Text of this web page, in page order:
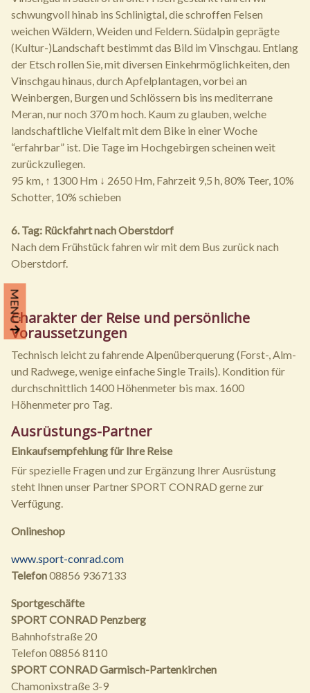
MENÜ
schwungvoll hinab ins Schlinigtal, die schroffen Felsen
weichen Wäldern, Weiden und Feldern. Südalpin geprägte
(Kultur-)Landschaft bestimmt das Bild im Vinschgau. Entlang
der Etsch rollen Sie, mit diversen Einkehrmöglichkeiten, den
Vinschgau hinaus, durch Apfelplantagen, vorbei an
Weinbergen, Burgen und Schlössern bis ins mediterrane
Meran, nur noch 370 m hoch. Kaum zu glauben, welche
landschaftliche Vielfalt mit dem Bike in einer Woche
“erfahrbar” ist. Die Tage im Hochgebirgen scheinen weit
zurückzuliegen.
95 km, ↑ 1300 Hm ↓ 2650 Hm, Fahrzeit 9,5 h, 80% Teer, 10%
Schotter, 10% schieben
6. Tag: Rückfahrt nach Oberstdorf
Nach dem Frühstück fahren wir mit dem Bus zurück nach
Oberstdorf.
Charakter der Reise und persönliche
Voraussetzungen
Technisch leicht zu fahrende Alpenüberquerung (Forst-, Alm-
und Radwege, wenige einfache Single Trails). Kondition für
durchschnittlich 1400 Höhenmeter bis max. 1600
Höhenmeter pro Tag.
Ausrüstungs-Partner
Einkaufsempfehlung für Ihre Reise
Für spezielle Fragen und zur Ergänzung Ihrer Ausrüstung
steht Ihnen unser Partner SPORT CONRAD gerne zur
Verfügung.
Onlineshop
www.sport-conrad.com
Telefon08856 9367133
Sportgeschäfte
SPORT CONRAD Penzberg
Bahnhofstraße 20
Telefon 08856 8110
SPORT CONRAD Garmisch-Partenkirchen
Chamonixstraße 3-9